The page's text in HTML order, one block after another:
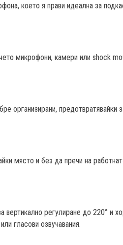
което я прави идеална за
микрофони, камери или shock
организирани, предотвратявайки
място и без да пречи на
регулиране до 220° и
гласови озвучавания.